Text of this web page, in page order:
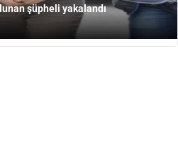
şüpheli yakalandı